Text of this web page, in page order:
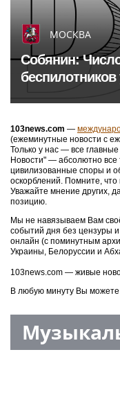
МОСКВА
Собянин:
103news.com —
(ежеминутные новости с
Только у нас — все
Новости" — абсолютно все
цивилизованные споры и
оскорблений. Помните,
Уважайте мнение других,
позицию.
Мы не навязываем Вам
событий дня без цензуры
онлайн (с поминутным
Украины, Белоруссии и
103news.com — живые
В любую минуту Вы